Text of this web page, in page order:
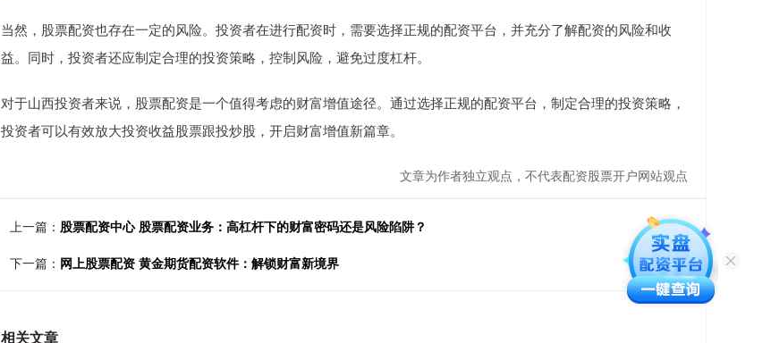
当然，股票配资也存在一定的风险。投资者在进行配资时，需要选择正规的配资平台，并充分了解配资的风险和收
益。同时，投资者还应制定合理的投资策略，控制风险，避免过度杠杆。
对于山西投资者来说，股票配资是一个值得考虑的财富增值途径。通过选择正规的配资平台，制定合理的投资策略，
投资者可以有效放大投资收益股票跟投炒股，开启财富增值新篇章。
文章为作者独立观点，不代表配资股票开户网站观点
上一篇： 股票配资中心 股票配资业务：高杠杆下的财富密码还是风险陷阱？
下一篇： 网上股票配资 黄金期货配资软件：解锁财富新境界
相关文章